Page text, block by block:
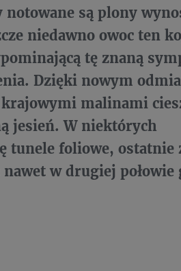
są plony
niedawno owoc ten
tę znaną
Dzięki nowym
malinami
jesień. W niektórych
tunele foliowe, ostatnie
nawet w drugiej